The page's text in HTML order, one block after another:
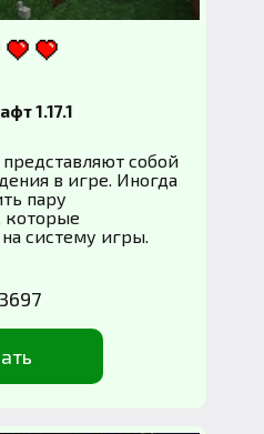
1.17.1
собой
в игре. Иногда
пару
которые
систему игры.